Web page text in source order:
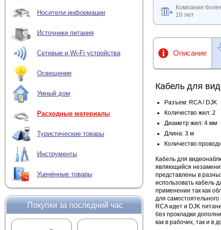
Носители информации
Источники питания
Сетевые и Wi-Fi устройства
Освещение
Умный дом
Расходные материалы
Туристические товары
Инструменты
Уценённые товары
Покупки за последний час
Компании
10 лет
Описание
Кабель для
Разъем: RCA / DJK
Количество жил: 2
Диаметр жил: 4 мм
Длина: 3 м
Количество
Кабель для
являющийся
представлены в
использовать кабель
применении так как
для
RCA идет и DJK
без прокладки
как в рабочих, так и